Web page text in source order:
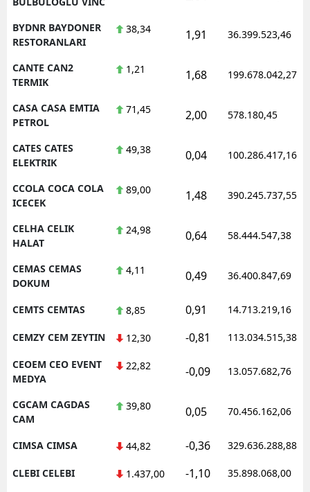
BYDNR BAYDONER
RESTORANLARI
38,34 1,91 36.399.523,46
CANTE CAN2
TERMIK
1,21 1,68 199.678.042,27
CASA CASA EMTIA
PETROL
71,45 2,00 578.180,45
CATES CATES
ELEKTRIK
49,38 0,04 100.286.417,16
CCOLA COCA COLA
ICECEK
89,00 1,48 390.245.737,55
CELHA CELIK
HALAT
24,98 0,64 58.444.547,38
CEMAS CEMAS
DOKUM
4,11 0,49 36.400.847,69
CEMTS CEMTAS 8,85 0,91 14.713.219,16
CEMZY CEM ZEYTIN 12,30 -0,81 113.034.515,38
CEOEM CEO EVENT
MEDYA
22,82 -0,09 13.057.682,76
CGCAM CAGDAS
CAM
39,80 0,05 70.456.162,06
CIMSA CIMSA 44,82 -0,36 329.636.288,88
CLEBI CELEBI 1.437,00 -1,10 35.898.068,00